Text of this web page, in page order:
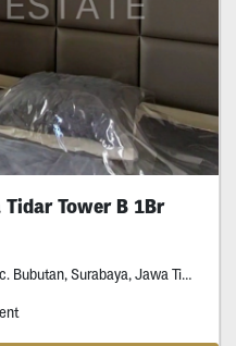
Tower B 1Br
Surabaya, Jawa Timur *****